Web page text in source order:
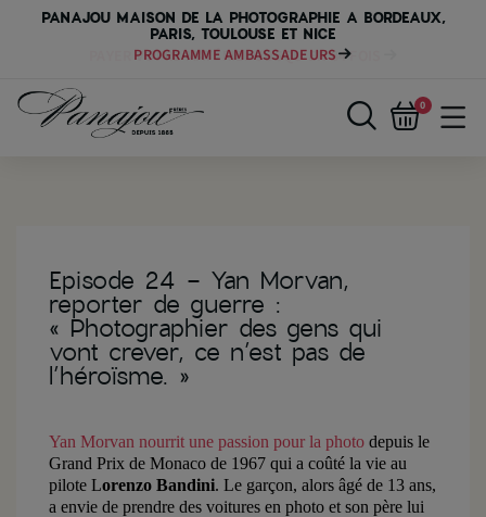
PANAJOU MAISON DE LA PHOTOGRAPHIE A BORDEAUX,
PARIS, TOULOUSE ET NICE
PAYER VOTRE MATÉRIEL JUSQU'EN 84 FOIS
0
Episode 24 - Yan Morvan,
reporter de guerre :
« Photographier des gens qui
vont crever, ce n’est pas de
l’héroïsme. »
Yan Morvan nourrit une passion pour la photo depuis le
Grand Prix de Monaco de 1967 qui a coûté la vie au
pilote Lorenzo Bandini. Le garçon, alors âgé de 13 ans,
a envie de prendre des voitures en photo et son père lui